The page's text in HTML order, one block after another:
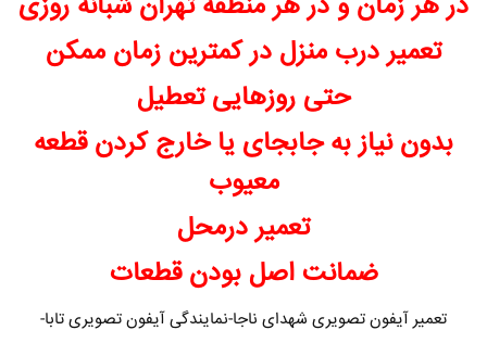
تعمیر درب منزل در کمترین زمان ممکن
حتی روزهایی تعطیل
بدون نیاز به جابجای یا خارج کردن قطعه
معیوب
تعمیر درمحل
ضمانت اصل بودن قطعات
تعمیر آیفون تصویری شهدای ناجا-نمایندگی آیفون تصویری تابا-